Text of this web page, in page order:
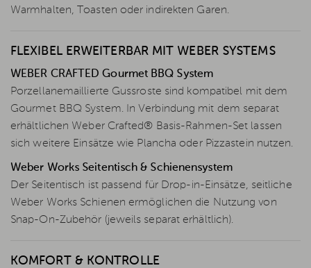
Warmhalten, Toasten oder indirekten Garen.
FLEXIBEL ERWEITERBAR MIT WEBER SYSTEMS
WEBER CRAFTED Gourmet BBQ System
Porzellanemaillierte Gussroste sind kompatibel mit dem
Gourmet BBQ System. In Verbindung mit dem separat
erhältlichen Weber Crafted® Basis-Rahmen-Set lassen
sich weitere Einsätze wie Plancha oder Pizzastein nutzen.
Weber Works Seitentisch & Schienensystem
Der Seitentisch ist passend für Drop-in-Einsätze, seitliche
Weber Works Schienen ermöglichen die Nutzung von
Snap-On-Zubehör (jeweils separat erhältlich).
KOMFORT & KONTROLLE